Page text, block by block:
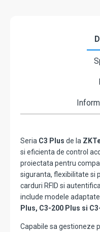
Seria C3 Plus de la
si eficienta de control
proiectata pentru
siguranta, flexibilitate si
carduri RFID si
include modele
Plus, C3-200 Plus si
Capabile sa gestioneze